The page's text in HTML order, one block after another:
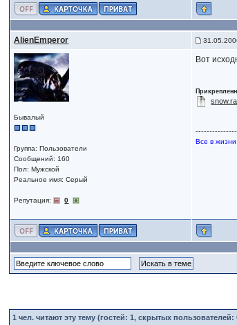
AlienEmperor
Бывалый
Группа: Пользователи
Сообщений: 160
Пол: Мужской
Реальное имя: Серый
Репутация: 0
Вот
Все в
1 чел. читают эту тему (гостей: 1, скрытых пользователей: